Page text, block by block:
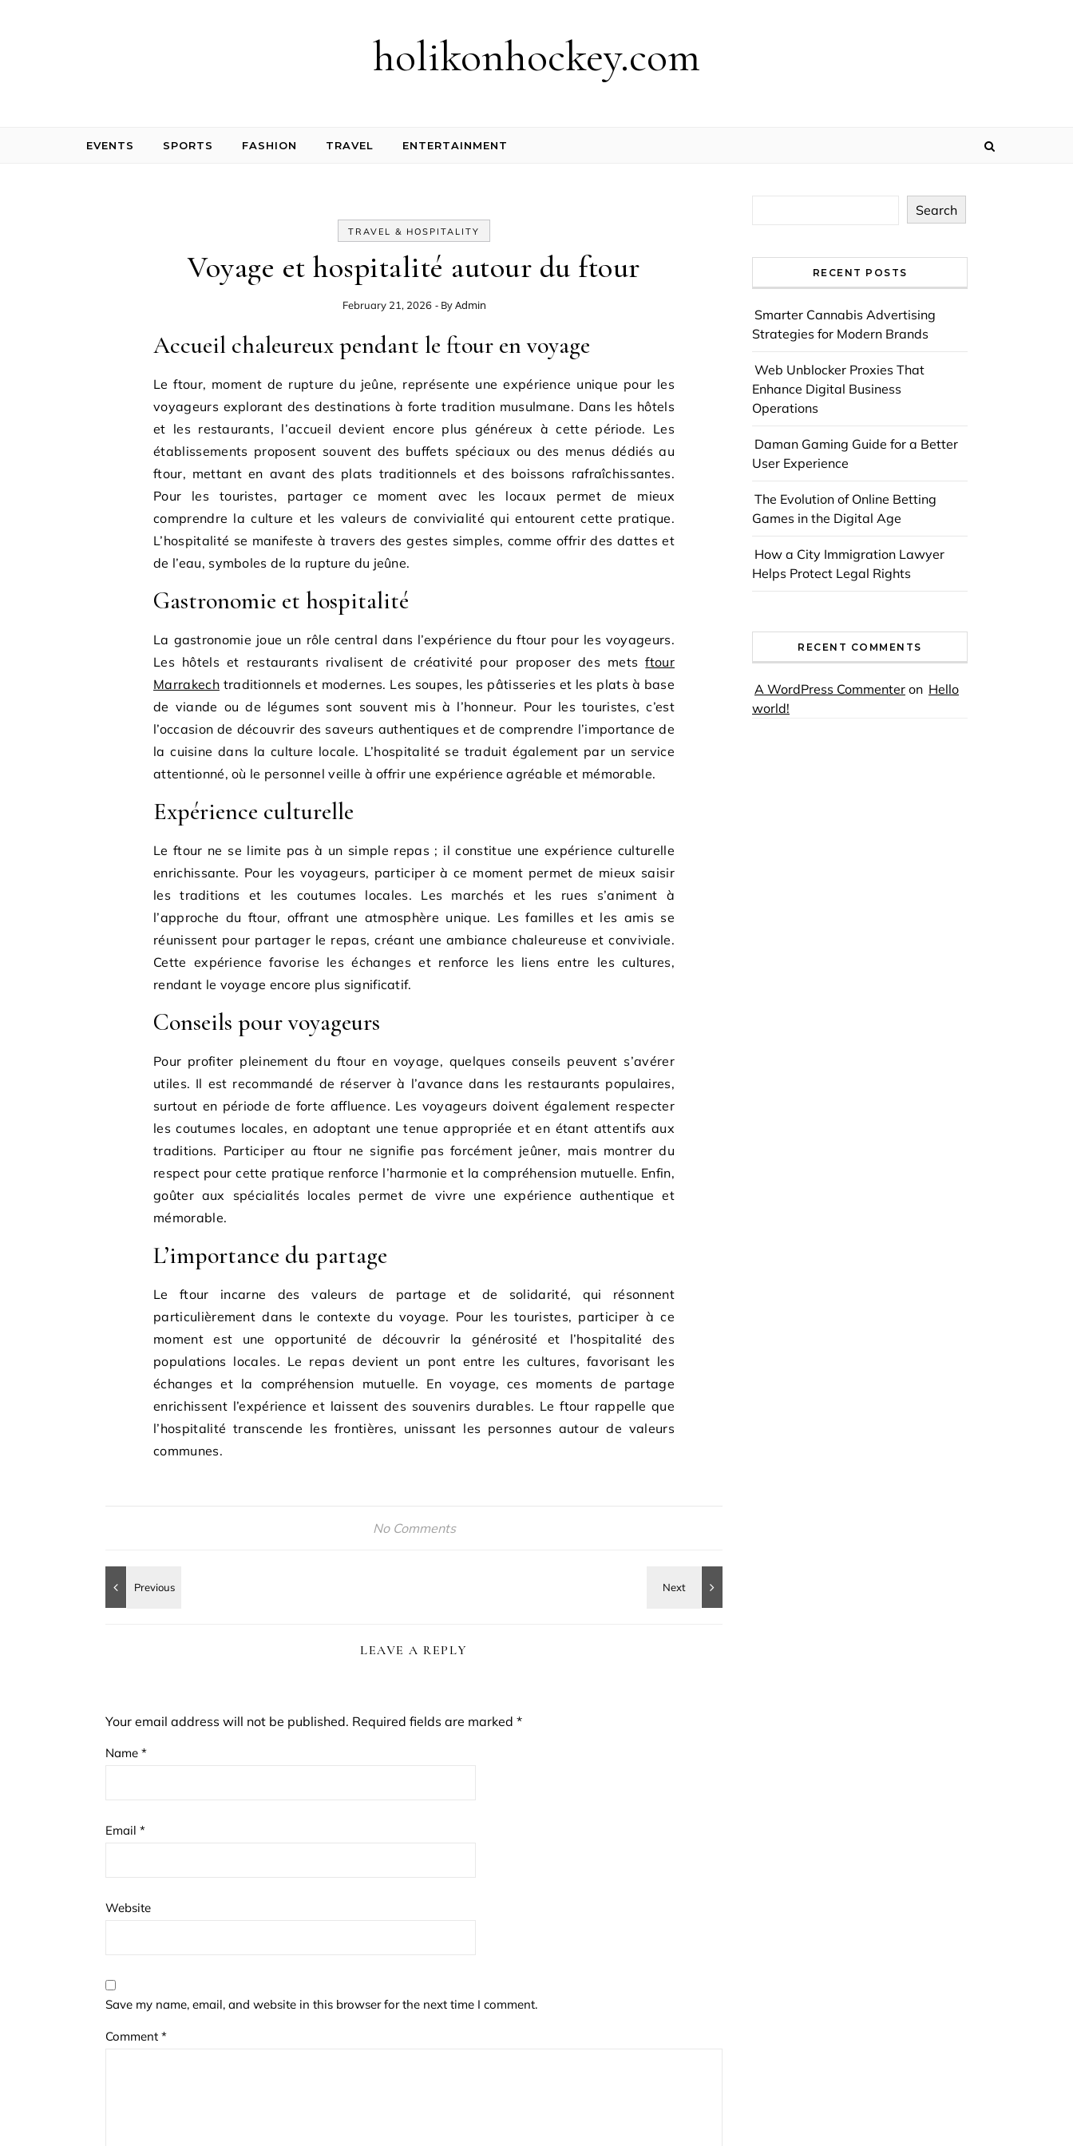
holikonhockey.com
EVENTS SPORTS FASHION TRAVEL ENTERTAINMENT
TRAVEL & HOSPITALITY
Voyage et hospitalité autour du ftour
February 21, 2026 - ByAdmin
Accueil chaleureux pendant le ftour en voyage
Le ftour, moment de rupture du jeûne, représente une expérience unique pour les
voyageurs explorant des destinations à forte tradition musulmane. Dans les hôtels
et les restaurants, l’accueil devient encore plus généreux à cette période. Les
établissements proposent souvent des buffets spéciaux ou des menus dédiés au
ftour, mettant en avant des plats traditionnels et des boissons rafraîchissantes.
Pour les touristes, partager ce moment avec les locaux permet de mieux
comprendre la culture et les valeurs de convivialité qui entourent cette pratique.
L’hospitalité se manifeste à travers des gestes simples, comme offrir des dattes et
de l’eau, symboles de la rupture du jeûne.
Gastronomie et hospitalité
La gastronomie joue un rôle central dans l’expérience du ftour pour les voyageurs.
Les hôtels et restaurants rivalisent de créativité pour proposer des metsftour
Marrakechtraditionnels et modernes. Les soupes, les pâtisseries et les plats à base
de viande ou de légumes sont souvent mis à l’honneur. Pour les touristes, c’est
l’occasion de découvrir des saveurs authentiques et de comprendre l’importance de
la cuisine dans la culture locale. L’hospitalité se traduit également par un service
attentionné, où le personnel veille à offrir une expérience agréable et mémorable.
Expérience culturelle
Le ftour ne se limite pas à un simple repas ; il constitue une expérience culturelle
enrichissante. Pour les voyageurs, participer à ce moment permet de mieux saisir
les traditions et les coutumes locales. Les marchés et les rues s’animent à
l’approche du ftour, offrant une atmosphère unique. Les familles et les amis se
réunissent pour partager le repas, créant une ambiance chaleureuse et conviviale.
Cette expérience favorise les échanges et renforce les liens entre les cultures,
rendant le voyage encore plus significatif.
Conseils pour voyageurs
Pour profiter pleinement du ftour en voyage, quelques conseils peuvent s’avérer
utiles. Il est recommandé de réserver à l’avance dans les restaurants populaires,
surtout en période de forte affluence. Les voyageurs doivent également respecter
les coutumes locales, en adoptant une tenue appropriée et en étant attentifs aux
traditions. Participer au ftour ne signifie pas forcément jeûner, mais montrer du
respect pour cette pratique renforce l’harmonie et la compréhension mutuelle. Enfin,
goûter aux spécialités locales permet de vivre une expérience authentique et
mémorable.
L’importance du partage
Le ftour incarne des valeurs de partage et de solidarité, qui résonnent
particulièrement dans le contexte du voyage. Pour les touristes, participer à ce
moment est une opportunité de découvrir la générosité et l’hospitalité des
populations locales. Le repas devient un pont entre les cultures, favorisant les
échanges et la compréhension mutuelle. En voyage, ces moments de partage
enrichissent l’expérience et laissent des souvenirs durables. Le ftour rappelle que
l’hospitalité transcende les frontières, unissant les personnes autour de valeurs
communes.
No Comments
LEAVE A REPLY
Your email address will not be published. Required fields are marked *
Name *
Email *
Website
Save my name, email, and website in this browser for the next time I comment.
Comment *
Search
RECENT POSTS
Smarter Cannabis Advertising
Strategies for Modern Brands
Web Unblocker Proxies That
Enhance Digital Business
Operations
Daman Gaming Guide for a Better
User Experience
The Evolution of Online Betting
Games in the Digital Age
How a City Immigration Lawyer
Helps Protect Legal Rights
RECENT COMMENTS
A WordPress Commenter on Hello
world!